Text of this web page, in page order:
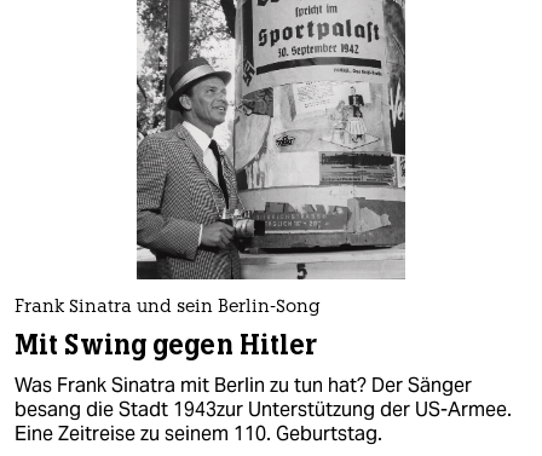
Frank Sinatra und sein Berlin-Song
Mit Swing gegen Hitler
Was Frank Sinatra mit Berlin zu tun hat? Der Sänger
besang die Stadt 1943zur Unterstützung der US-Armee.
Eine Zeitreise zu seinem 110. Geburtstag.